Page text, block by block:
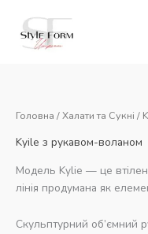
вмісту
Головна /Халати та Сукні /
Kyile з рукавом-воланом
Модель Kylie — це
лінія продумана як
Скульптурний об’ємний